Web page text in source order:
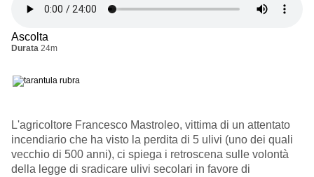
Ascolta
Durata 24m
L'agricoltore Francesco Mastroleo, vittima di un attentato
incendiario che ha visto la perdita di 5 ulivi (uno dei quali
vecchio di 500 anni), ci spiega i retroscena sulle volontà
della legge di sradicare ulivi secolari in favore di